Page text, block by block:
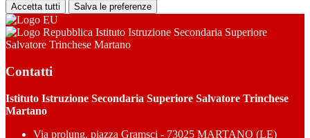
Accetta tutti Salva le preferenze
Istituto Istruzione Secondaria Superiore
Salvatore Trinchese Martano
Contatti
Istituto Istruzione Secondaria Superiore Salvatore Trinchese
Martano
Via prolung. piazza Gramsci - 73025 MARTANO (LE)